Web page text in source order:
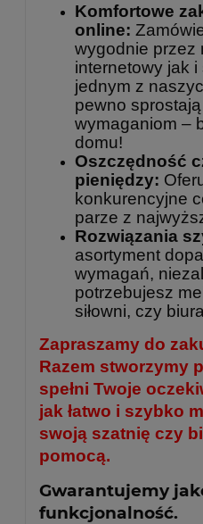
Komfortowe
online:
wygodnie przez
internetowy jak
jednym z
pewno
wymaganiom –
domu!
Oszczędność
pieniędzy:
konkurencyjne
parze z
Rozwiązania
asortyment
wymagań,
potrzebujesz
siłowni, czy
Zapraszamy do
Razem stworzymy
spełni Twoje
jak łatwo i szybko
swoją szatnię czy
pomocą.
Gwarantujemy
funkcjonalność.